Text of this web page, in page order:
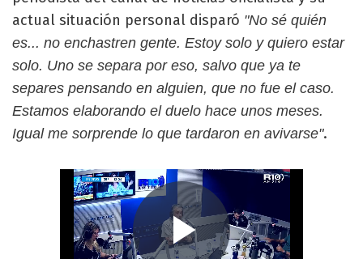
actual situación personal disparó "No sé quién
es... no enchastren gente. Estoy solo y quiero estar
solo. Uno se separa por eso, salvo que ya te
separes pensando en alguien, que no fue el caso.
Estamos elaborando el duelo hace unos meses.
Igual me sorprende lo que tardaron en avivarse".